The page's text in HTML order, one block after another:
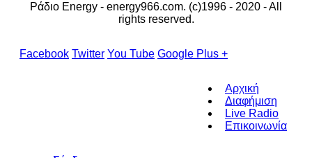
Ράδιο Energy - energy966.com. (c)1996 - 2020 - All
rights reserved.
Facebook Twitter You Tube Google Plus +
Αρχική
Διαφήμιση
Live Radio
Επικοινωνία